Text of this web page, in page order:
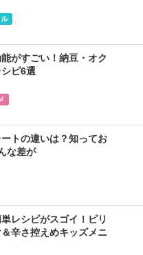
がすごい！納豆・オク
ピ6選
トの違いは？知ってお
な差が
レシピがスゴイ！ピリ
辛さ控えめキッズメニ